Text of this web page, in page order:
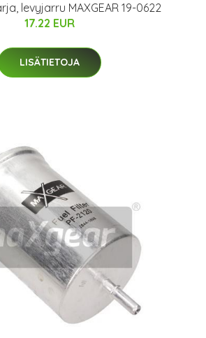
levyjarru MAXGEAR 19-0622
17.22 EUR
LISÄTIETOJA